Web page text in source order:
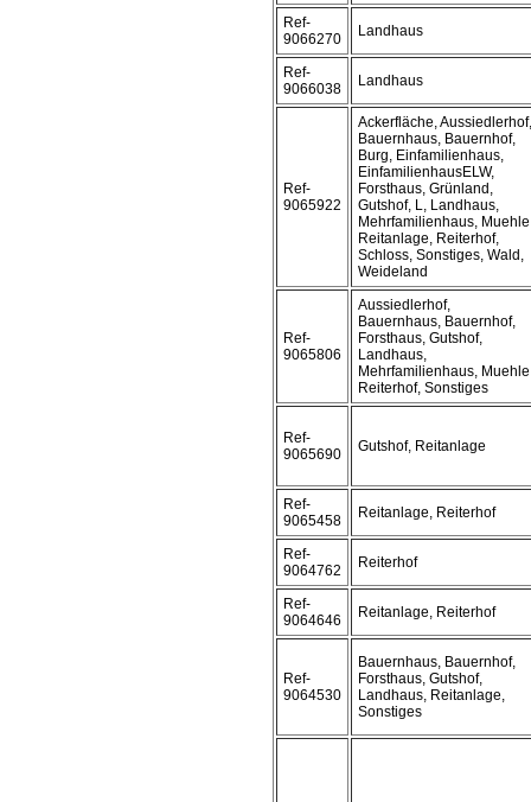
Ref-
9066270
Landhaus
Ref-
9066038
Landhaus
Ref-
9065922
Ackerfläche, Aussiedlerhof,
Bauernhaus, Bauernhof,
Burg, Einfamilienhaus,
EinfamilienhausELW,
Forsthaus, Grünland,
Gutshof, L, Landhaus,
Mehrfamilienhaus,
Reitanlage, Reiterhof,
Schloss, Sonstiges, Wald,
Weideland
Ref-
9065806
Aussiedlerhof,
Bauernhaus, Bauernhof,
Forsthaus, Gutshof,
Landhaus,
Mehrfamilienhaus,
Reiterhof, Sonstiges
Ref-
9065690
Gutshof, Reitanlage
Ref-
9065458
Reitanlage, Reiterhof
Ref-
9064762
Reiterhof
Ref-
9064646
Reitanlage, Reiterhof
Ref-
9064530
Bauernhaus, Bauernhof,
Forsthaus, Gutshof,
Landhaus, Reitanlage,
Sonstiges